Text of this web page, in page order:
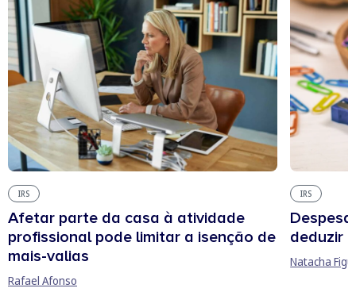
IRS
Afetar parte da casa à atividade
profissional pode limitar a isenção de
mais-valias
Rafael Afonso
IRS
deduzir
Natacha